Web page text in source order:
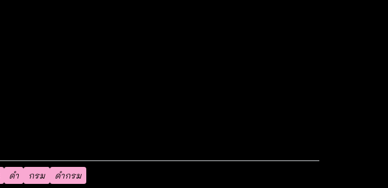
ดำ กรม ดำกรม